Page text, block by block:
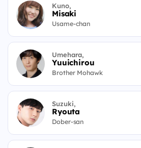
Kuno,
Misaki
Usame-chan
Umehara,
Yuuichirou
Brother Mohawk
Suzuki,
Ryouta
Dober-san